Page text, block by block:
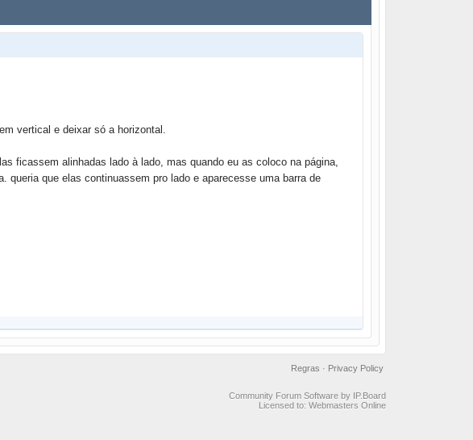
vertical e deixar só a horizontal.
ficassem alinhadas lado à lado, mas quando eu as coloco na página,
queria que elas continuassem pro lado e aparecesse uma barra de
Privacy Policy
Regras ·
Community Forum Software by IP.Board
Licensed to: Webmasters Online